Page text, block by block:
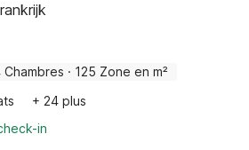
Chambres · 125 Zone en m²
+ 24 plus
in